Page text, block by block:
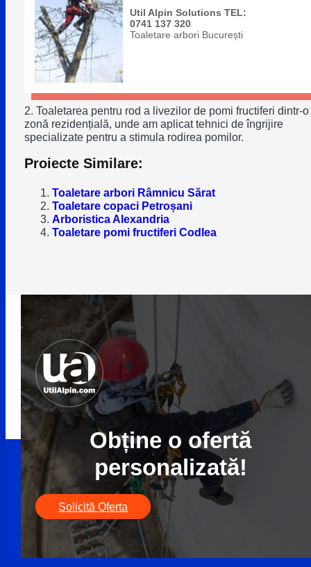
Util Alpin Solutions TEL:
0741 137 320
Toaletare arbori București
2. Toaletarea pentru rod a livezilor de pomi fructiferi dintr-o
zonă rezidențială, unde am aplicat tehnici de îngrijire
specializate pentru a stimula rodirea pomilor.
Proiecte Similare:
Toaletare arbori Râmnicu Sărat
Toaletare copaci Petroșani
Arboristica Alexandria
Toaletare pomi fructiferi Codlea
Obține o ofertă
personalizată!
Solicită Oferta